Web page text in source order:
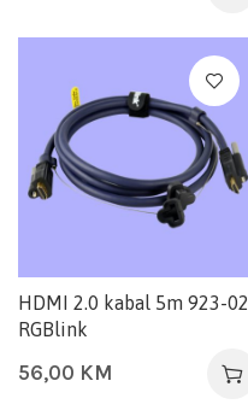
HDMI 2.0 kabal 5m 923-02
RGBlink
56,00 KM